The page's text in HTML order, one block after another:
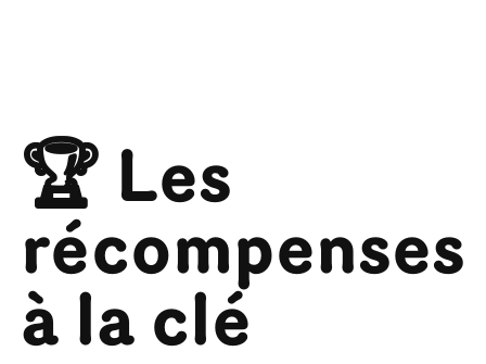
🏆 Les
récompenses
à la clé